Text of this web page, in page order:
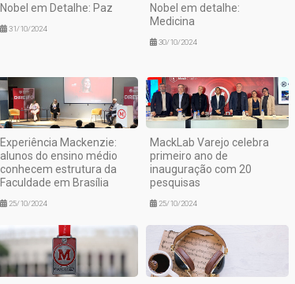
Nobel em Detalhe: Paz
31/10/2024
Nobel em detalhe:
Medicina
30/10/2024
Experiência Mackenzie:
alunos do ensino médio
conhecem estrutura da
Faculdade em Brasília
25/10/2024
MackLab Varejo celebra
primeiro ano de
inauguração com 20
pesquisas
25/10/2024